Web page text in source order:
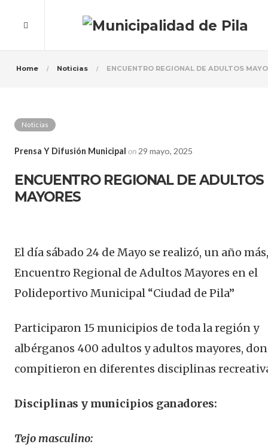
Home Noticias ENCUENTRO REGIONAL DE ADULTOS
Noticias
Prensa Y Difusión Municipal on29 mayo, 2025
ENCUENTRO REGIONAL DE ADULTOS
MAYORES
El día sábado 24 de Mayo se realizó, un año
Encuentro Regional de Adultos Mayores en el
Polideportivo Municipal “Ciudad de Pila”
Participaron 15 municipios de toda la región y
albérganos 400 adultos y adultos mayores,
compitieron en diferentes disciplinas
Disciplinas y municipios ganadores:
Tejo masculino: